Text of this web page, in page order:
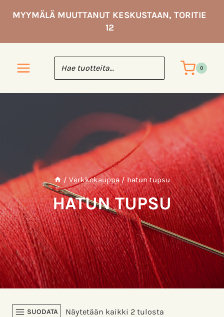
sisältöön
MYYMÄLÄ MUUTTANUT KESKUSTAAN, TORITIE
12
0
/ Verkkokauppa / hatun tupsu
HATUN TUPSU
SUODATA Näytetään kaikki 2 tulosta